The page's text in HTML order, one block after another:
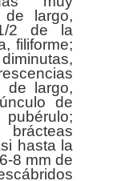
largo,
2 de la
filiforme;
de largo,
de
hasta la
8 mm de